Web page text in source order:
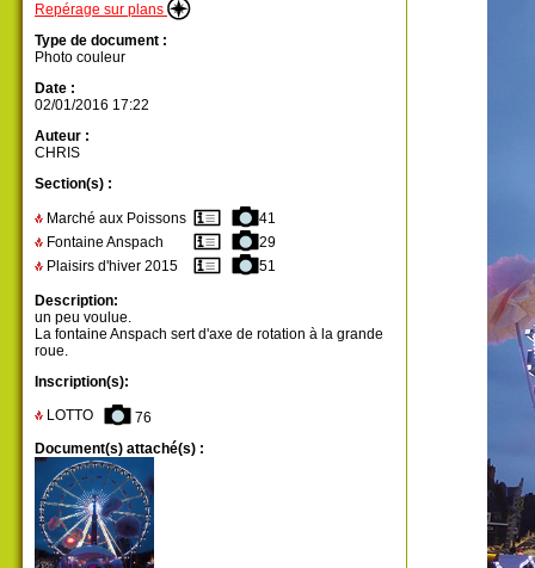
Repérage sur plans
Type de document :
Photo couleur
Date :
02/01/2016 17:22
Auteur :
CHRIS
Section(s) :
Marché aux Poissons
41
Fontaine Anspach
29
Plaisirs d'hiver 2015
51
Description:
un peu voulue.
La fontaine Anspach sert d'axe de rotation à la grande
roue.
Inscription(s):
LOTTO
76
Document(s) attaché(s) :